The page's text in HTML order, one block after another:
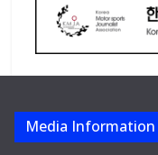
Media Information